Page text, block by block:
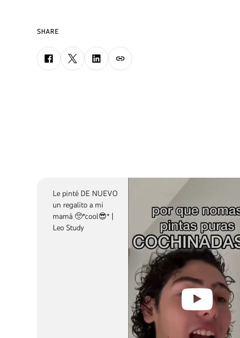
SHARE
Le pinté DE NUEVO
un regalito a mi
mamá 🥺*cool😎* |
Leo Study